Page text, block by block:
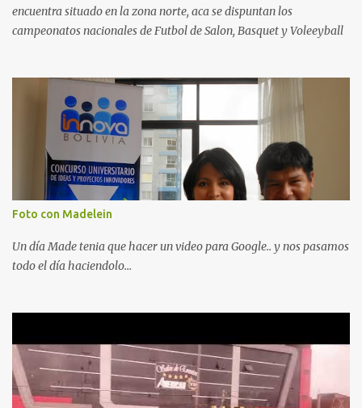
encuentra situado en la zona norte, aca se dispuntan los
campeonatos nacionales de Futbol de Salon, Basquet y Voleeyball
Foto con Madelein
Un día Made tenia que hacer un video para Google.. y nos pasamos
todo el día haciendolo...